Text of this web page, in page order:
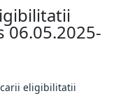
06.05.2025-